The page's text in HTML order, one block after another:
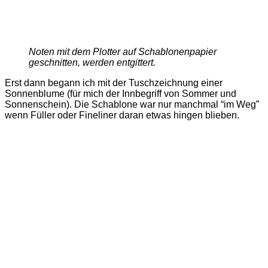
Noten mit dem Plotter auf Schablonenpapier
geschnitten, werden entgittert.
Erst dann begann ich mit der Tuschzeichnung einer
Sonnenblume (für mich der Innbegriff von Sommer und
Sonnenschein). Die Schablone war nur manchmal “im Weg”
wenn Füller oder Fineliner daran etwas hingen blieben.